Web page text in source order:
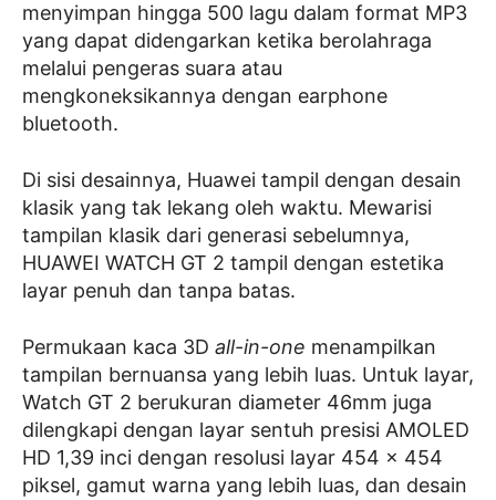
menyimpan hingga 500 lagu dalam format MP3
yang dapat didengarkan ketika berolahraga
melalui pengeras suara atau
mengkoneksikannya dengan earphone
bluetooth.
Di sisi desainnya, Huawei tampil dengan desain
klasik yang tak lekang oleh waktu. Mewarisi
tampilan klasik dari generasi sebelumnya,
HUAWEI WATCH GT 2 tampil dengan estetika
layar penuh dan tanpa batas.
Permukaan kaca 3D all-in-one menampilkan
tampilan bernuansa yang lebih luas. Untuk layar,
Watch GT 2 berukuran diameter 46mm juga
dilengkapi dengan layar sentuh presisi AMOLED
HD 1,39 inci dengan resolusi layar 454 x 454
piksel, gamut warna yang lebih luas, dan desain